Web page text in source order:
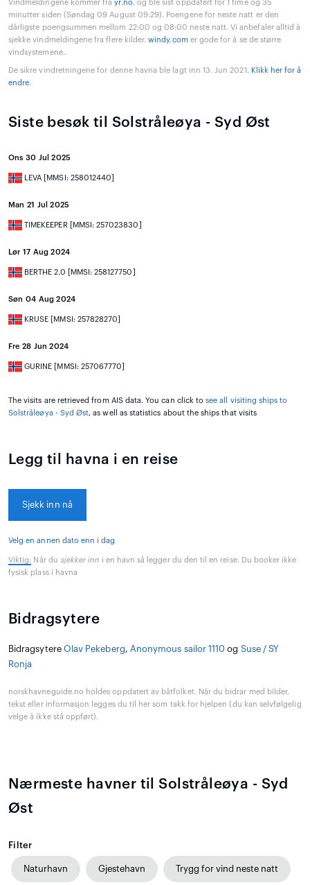
Vindmeldingene kommer frayr.no, og ble sist oppdatert for 1 time og 35
minutter siden (Søndag 09 August 09:29). Poengene for neste natt er den
dårligste poengsummen mellom 22:00 og 08:00 neste natt. Vi anbefaler alltid å
sjekke vindmeldingene fra flere kilder.windy.comer gode for å se de større
vindsystemene..
De sikre vindretningene for denne havna ble lagt inn 13. Jun 2021. Klikk her for å
endre.
Siste besøk til Solstråleøya - Syd Øst
Ons 30 Jul 2025
LEVA [MMSI: 258012440]
Man 21 Jul 2025
TIMEKEEPER [MMSI: 257023830]
Lør 17 Aug 2024
BERTHE 2.0 [MMSI: 258127750]
Søn 04 Aug 2024
KRUSE [MMSI: 257828270]
Fre 28 Jun 2024
GURINE [MMSI: 257067770]
The visits are retrieved from AIS data. You can click tosee all visiting ships to
Solstråleøya - Syd Øst, as well as statistics about the ships that visits
Legg til havna i en reise
Sjekk inn nå
Velg en annen dato enn i dag
Viktig: Når du sjekker inn i en havn så legger du den til en reise. Du booker ikke
fysisk plass i havna
Bidragsytere
Bidragsytere Olav Pekeberg, Anonymous sailor 1110 og Suse / SY
Ronja
norskhavneguide.no holdes oppdatert av båtfolket. Når du bidrar med bilder,
tekst eller informasjon legges du til her som takk for hjelpen (du kan selvfølgelig
velge å ikke stå oppført).
Nærmeste havner til Solstråleøya - Syd
Øst
Filter
Naturhavn Gjestehavn Trygg for vind neste natt